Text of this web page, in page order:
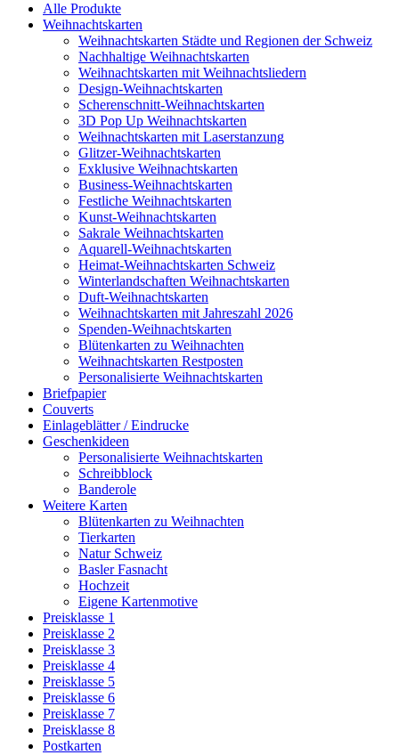
Alle Produkte
Weihnachtskarten
Weihnachtskarten Städte und Regionen der Schweiz
Nachhaltige Weihnachtskarten
Weihnachtskarten mit Weihnachtsliedern
Design-Weihnachtskarten
Scherenschnitt-Weihnachtskarten
3D Pop Up Weihnachtskarten
Weihnachtskarten mit Laserstanzung
Glitzer-Weihnachtskarten
Exklusive Weihnachtskarten
Business-Weihnachtskarten
Festliche Weihnachtskarten
Kunst-Weihnachtskarten
Sakrale Weihnachtskarten
Aquarell-Weihnachtskarten
Heimat-Weihnachtskarten Schweiz
Winterlandschaften Weihnachtskarten
Duft-Weihnachtskarten
Weihnachtskarten mit Jahreszahl 2026
Spenden-Weihnachtskarten
Blütenkarten zu Weihnachten
Weihnachtskarten Restposten
Personalisierte Weihnachtskarten
Briefpapier
Couverts
Einlageblätter / Eindrucke
Geschenkideen
Personalisierte Weihnachtskarten
Schreibblock
Banderole
Weitere Karten
Blütenkarten zu Weihnachten
Tierkarten
Natur Schweiz
Basler Fasnacht
Hochzeit
Eigene Kartenmotive
Preisklasse 1
Preisklasse 2
Preisklasse 3
Preisklasse 4
Preisklasse 5
Preisklasse 6
Preisklasse 7
Preisklasse 8
Postkarten